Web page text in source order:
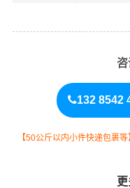
132 8542
【50公斤以内小件快递包裹